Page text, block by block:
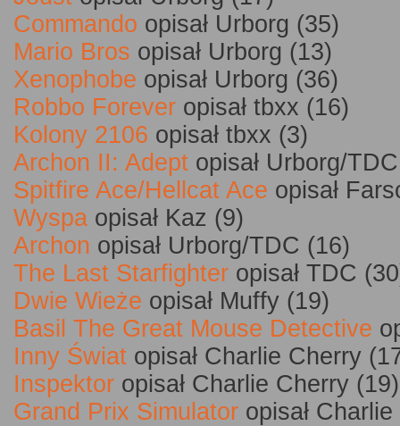
Commando opisał Urborg (35)
Mario Bros opisał Urborg (13)
Xenophobe opisał Urborg (36)
Robbo Forever opisał tbxx (16)
Kolony 2106 opisał tbxx (3)
Archon II: Adept opisał Urborg/
Spitfire Ace/Hellcat Ace opisał
Wyspa opisał Kaz (9)
Archon opisał Urborg/TDC (16)
The Last Starfighter opisał TDC
Dwie Wieże opisał Muffy (19)
Basil The Great Mouse Detective
Inny Świat opisał Charlie Cherry
Inspektor opisał Charlie Cherry (19)
Grand Prix Simulator opisał